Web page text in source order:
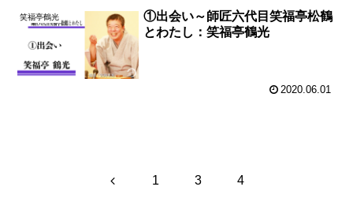
笑福亭鶴光
①出会い～師匠六代目笑福亭松鶴
とわたし：笑福亭鶴光
2020.06.01
前 1 3 4